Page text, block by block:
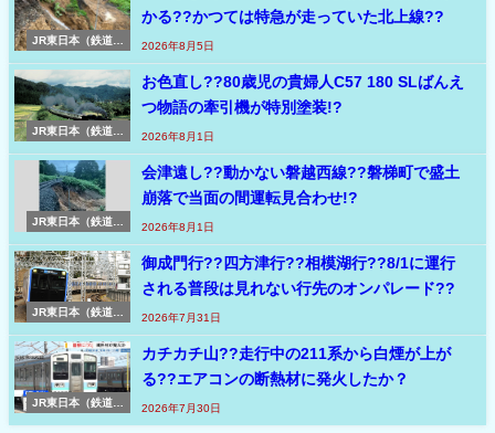
JR東日本（鉄道ニ
かる??かつては特急が走っていた北上線??
2026年8月5日
JR東日本（鉄道ニ
本）
お色直し??80歳児の貴婦人C57 180 SLばんえ
つ物語の牽引機が特別塗装!?
2026年8月1日
JR東日本（鉄道ニ
本）
会津遠し??動かない磐越西線??磐梯町で盛土
崩落で当面の間運転見合わせ!?
2026年8月1日
JR東日本（鉄道ニ
本）
御成門行??四方津行??相模湖行??8/1に運行
される普段は見れない行先のオンパレード??
2026年7月31日
JR東日本（鉄道ニ
カチカチ山??走行中の211系から白煙が上が
る??エアコンの断熱材に発火したか？
2026年7月30日